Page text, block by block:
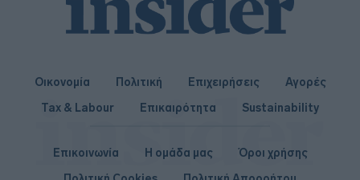
Οικονομία Πολιτική Επιχειρήσεις
Αγορές
Tax & Labour
Επικαιρότητα Sustainability
Επικοινωνία Η ομάδα μας
Όροι χρήσης